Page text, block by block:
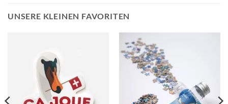
UNSERE KLEINEN FAVORITEN